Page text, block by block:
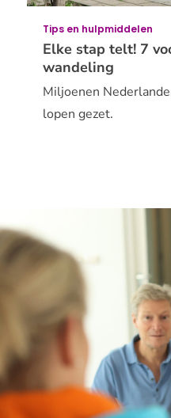
Elke stap telt! 7
wandeling
Tips en hulpmiddelen
Miljoenen
lopen gezet.
Organiseer
een
actie
voor
anderen